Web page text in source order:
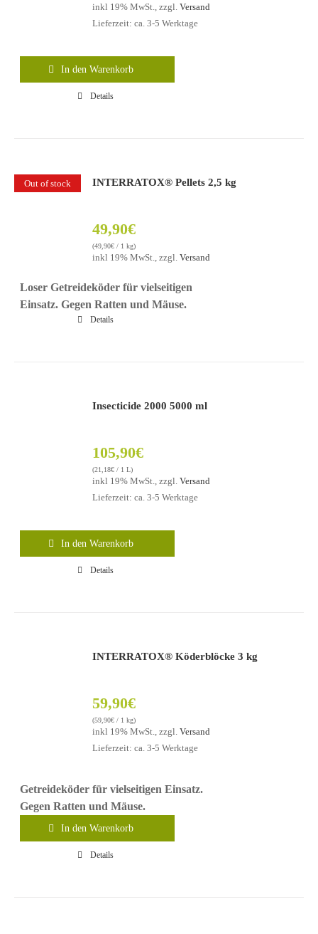
inkl 19% MwSt., zzgl.Versand
Lieferzeit: ca. 3-5 Werktage
In den Warenkorb
Details
Out of stock INTERRATOX® Pellets 2,5 kg
49,90€
(49,90€ / 1 kg)
inkl 19% MwSt., zzgl.Versand
Loser Getreideköder für vielseitigen
Einsatz. Gegen Ratten und Mäuse.
Details
Insecticide 2000 5000 ml
105,90€
(21,18€ / 1 L)
inkl 19% MwSt., zzgl.Versand
Lieferzeit: ca. 3-5 Werktage
In den Warenkorb
Details
INTERRATOX® Köderblöcke 3 kg
59,90€
(59,90€ / 1 kg)
inkl 19% MwSt., zzgl.Versand
Lieferzeit: ca. 3-5 Werktage
Getreideköder für vielseitigen Einsatz.
Gegen Ratten und Mäuse.
In den Warenkorb
Details